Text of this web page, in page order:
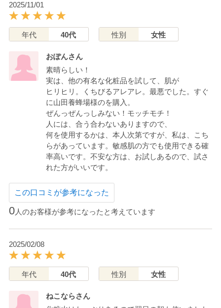
2025/11/01
年代 40代 性別 女性
おぽんさん
素晴らしい！
実は、他の有名な化粧品を試して、肌が
ヒリヒリ。くちびるアレアレ。最悪でした。すぐ
に山田養蜂場様のを購入。
ぜんっぜんっしみない！モッチモチ！
人には、合う合わないありますので、
何を使用するかは、本人次第ですが、私は、こち
らがあっています。敏感肌の方でも使用できる確
率高いです。不安な方は、お試しあるので、試さ
れた方がいいです。
この口コミが参考になった
0人のお客様が参考になったと考えています
2025/02/08
年代 40代 性別 女性
ねこならさん